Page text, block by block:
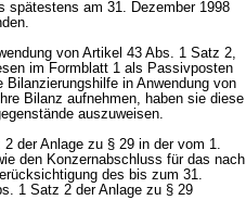
spätestens am 31. Dezember 1998
von Artikel 43 Abs. 1 Satz 2,
im Formblatt 1 als Passivposten
Bilanzierungshilfe in Anwendung von
Bilanz aufnehmen, haben sie diese
auszuweisen.
der Anlage zu § 29 in der vom 1.
den Konzernabschluss für das nach
des bis zum 31.
1 Satz 2 der Anlage zu § 29